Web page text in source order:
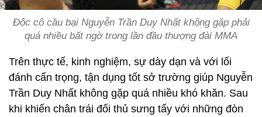
Độc cô cầu bại Nguyễn Trần Duy Nhất không gặp phải
quá nhiều bất ngờ trong lần đầu thượng đài MMA
Trên thực tế, kinh nghiệm, sự dày dạn và với lối
đánh cẩn trọng, tận dụng tốt sở trường giúp Nguyễn
Trần Duy Nhất không gặp quá nhiều khó khăn. Sau
khi khiến chân trái đối thủ sưng tấy với những đòn